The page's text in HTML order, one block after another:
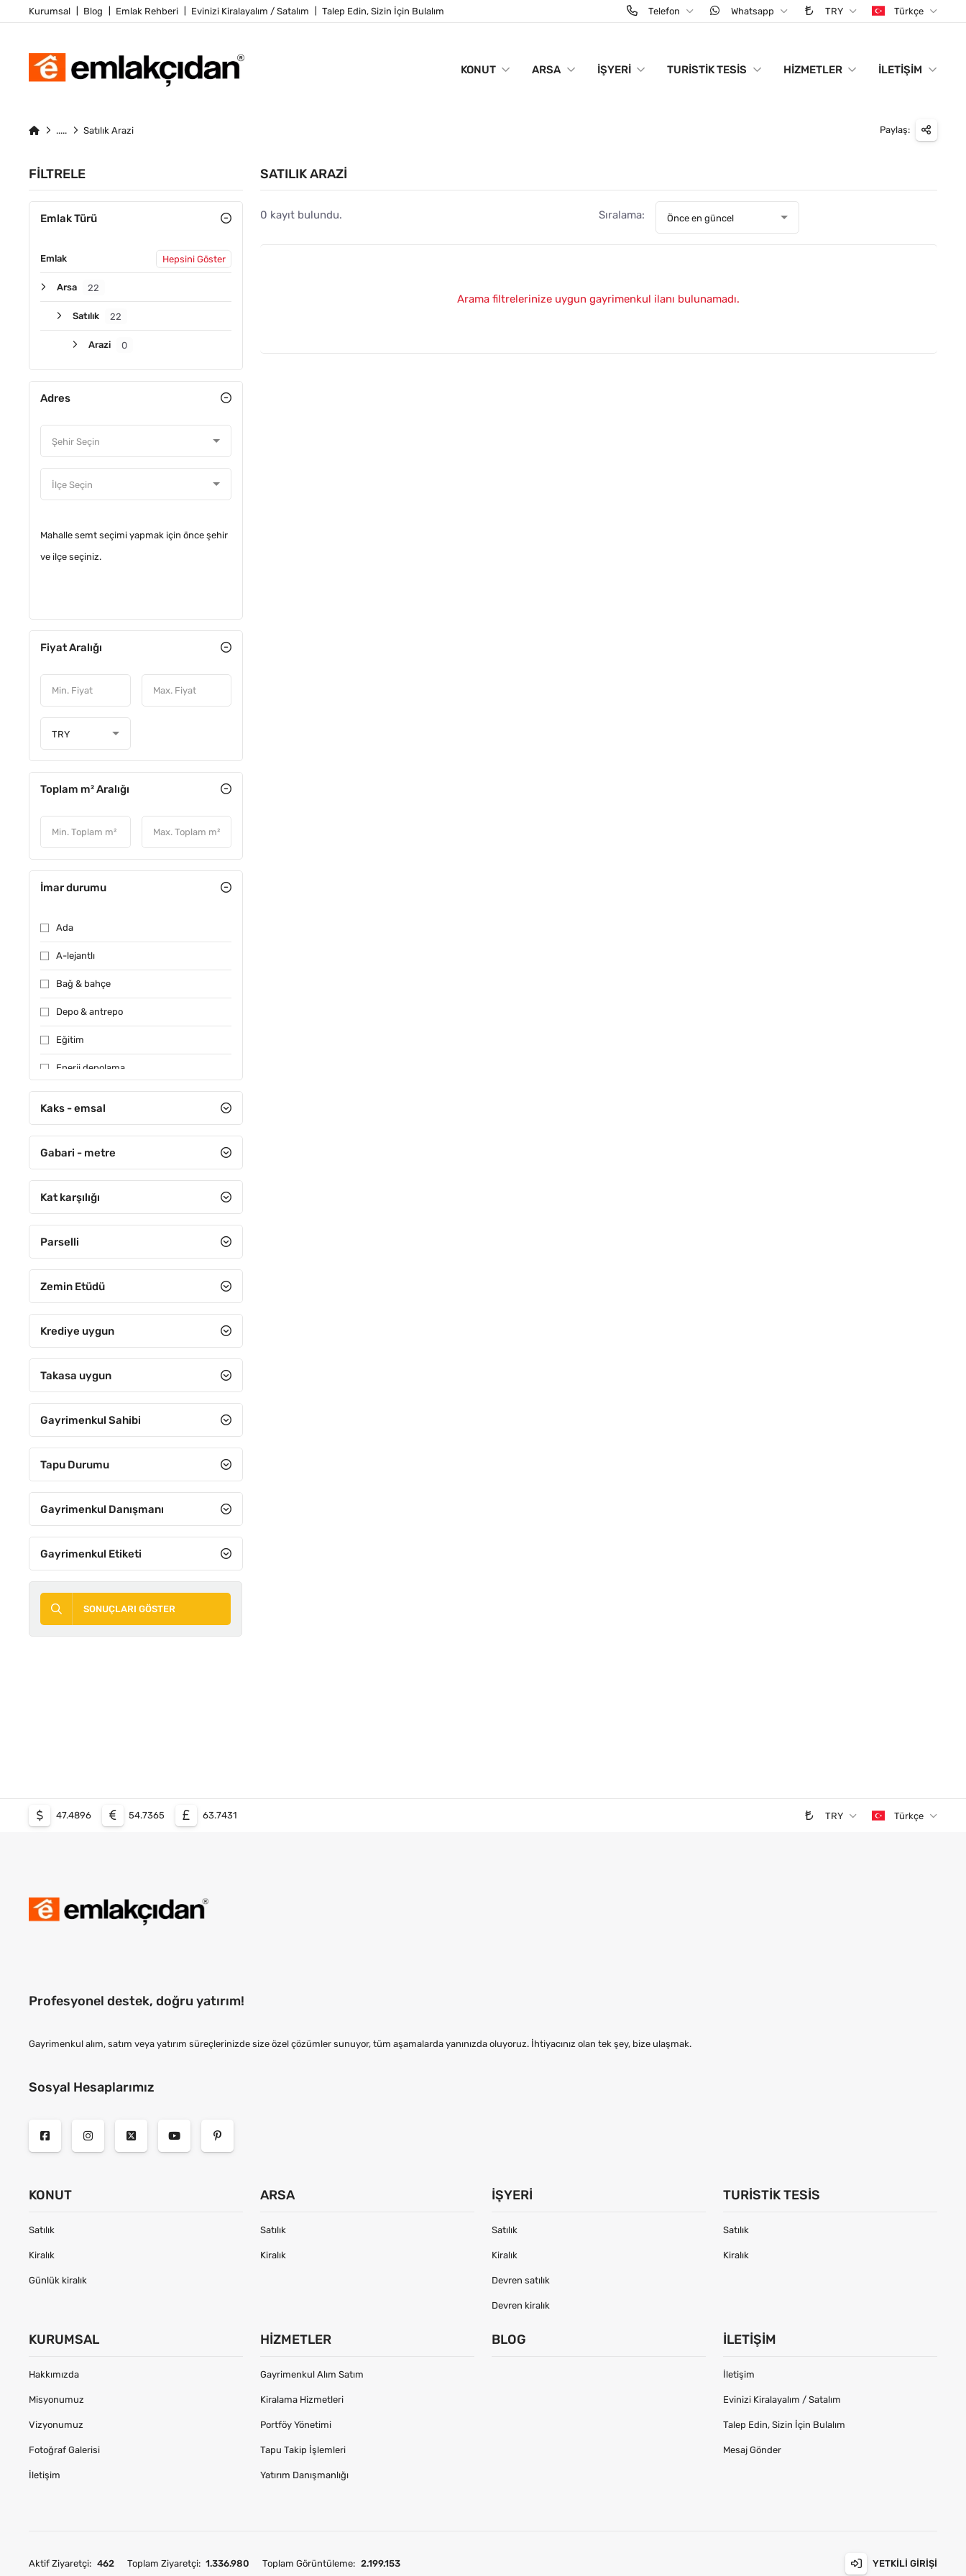
Kurumsal Blog Emlak Rehberi Evinizi Kiralayalım / Satalım Talep Edin, Sizin İçin Bulalım Telefon Whatsapp TRY Türkçe
KONUT ARSA İŞYERI TURISTIK TESIS HIZMETLER İLETIŞIM
Satılık Arazi Paylaş:
FILTRELE
Emlak Türü
Emlak Hepsini Göster
Arsa 22
Satılık 22
Arazi 0
Adres
Mahalle semt seçimi yapmak için önce şehir
ve ilçe seçiniz.
Fiyat Aralığı
TRY
Toplam m² Aralığı
İmar durumu
Ada
A-lejantlı
Bağ & bahçe
Depo & antrepo
Eğitim
Enerji depolama
Muhtelif
Özel kullanım
Sağlık
Sera
Spor alanı
Tercihli Alan
Ticari
Ticari konut
Turizm
Zeytinlik
Kaks - emsal
Gabari - metre
Kat karşılığı
Parselli
Zemin Etüdü
Krediye uygun
Takasa uygun
Gayrimenkul Sahibi
Tapu Durumu
Gayrimenkul Danışmanı
Gayrimenkul Etiketi
SONUÇLARI GÖSTER
SATILIK ARAZI
0 kayıt bulundu. Sıralama: Önce en güncel
Arama filtrelerinize uygun gayrimenkul ilanı bulunamadı.
47.4896 54.7365 63.7431 TRY Türkçe
Profesyonel destek, doğru yatırım!
Gayrimenkul alım, satım veya yatırım süreçlerinizde size özel çözümler sunuyor, tüm aşamalarda yanınızda oluyoruz. İhtiyacınız olan tek şey, bize ulaşmak.
Sosyal Hesaplarımız
KONUT
Satılık
Kiralık
Günlük kiralık
ARSA
Satılık
Kiralık
İŞYERI
Satılık
Kiralık
Devren satılık
Devren kiralık
TURISTIK TESIS
Satılık
Kiralık
KURUMSAL
Hakkımızda
Misyonumuz
Vizyonumuz
Fotoğraf Galerisi
İletişim
HIZMETLER
Gayrimenkul Alım Satım
Kiralama Hizmetleri
Portföy Yönetimi
Tapu Takip İşlemleri
Yatırım Danışmanlığı
BLOG İLETIŞIM
İletişim
Evinizi Kiralayalım / Satalım
Talep Edin, Sizin İçin Bulalım
Mesaj Gönder
Aktif Ziyaretçi: 462 Toplam Ziyaretçi: 1.336.980 Toplam Görüntüleme: 2.199.153 YETKILI GIRIŞI